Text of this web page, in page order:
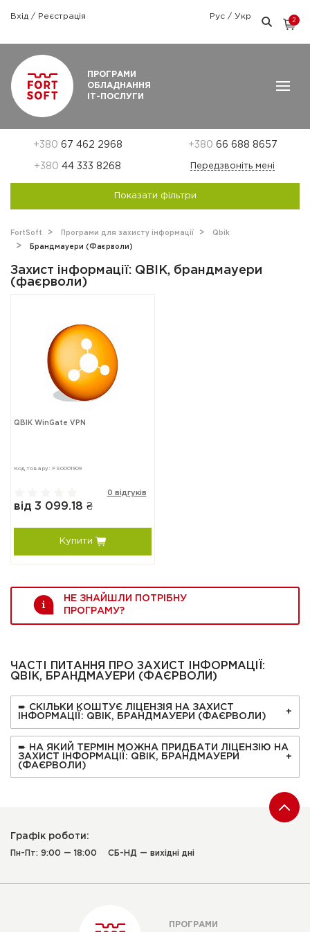
Вхід / Реєстрація Рус / Укр
2
ПРОГРАМИ
ОБЛАДНАННЯ
ІТ-ПОСЛУГИ
+380 67 462 2968 +380 66 688 8657
+380 44 333 8268 Передзвоніть мені
Показати фільтри
FortSoft Програми для захисту інформації Qbik
Брандмауери (Фаєрволи)
Захист інформації: QBIK, брандмауери
(фаєрволи)
QBIK WinGate VPN
Код товару: FS0001909
0 відгуків
від 3 099.18 ₴
Купити
НЕ ЗНАЙШЛИ ПОТРІБНУ
ПРОГРАМУ?
ЧАСТІ ПИТАННЯ ПРО ЗАХИСТ ІНФОРМАЦІЇ:
QBIK, БРАНДМАУЕРИ (ФАЄРВОЛИ)
➨ СКІЛЬКИ КОШТУЄ ЛІЦЕНЗІЯ НА ЗАХИСТ
ІНФОРМАЦІЇ: QBIK, БРАНДМАУЕРИ (ФАЄРВОЛИ)
➨ НА ЯКИЙ ТЕРМІН МОЖНА ПРИДБАТИ ЛІЦЕНЗІЮ НА
ЗАХИСТ ІНФОРМАЦІЇ: QBIK, БРАНДМАУЕРИ
(ФАЄРВОЛИ)
Графік роботи:
Пн-Пт: 9:00 — 18:00 СБ-НД — вихідні дні
ПРОГРАМИ